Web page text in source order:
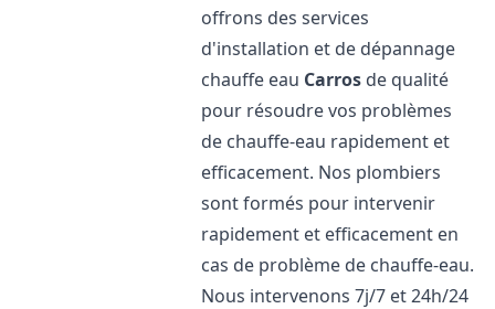
offrons des services
d'installation et de dépannage
chauffe eau Carros de qualité
pour résoudre vos problèmes
de chauffe-eau rapidement et
efficacement. Nos plombiers
sont formés pour intervenir
rapidement et efficacement en
cas de problème de chauffe-eau.
Nous intervenons 7j/7 et 24h/24